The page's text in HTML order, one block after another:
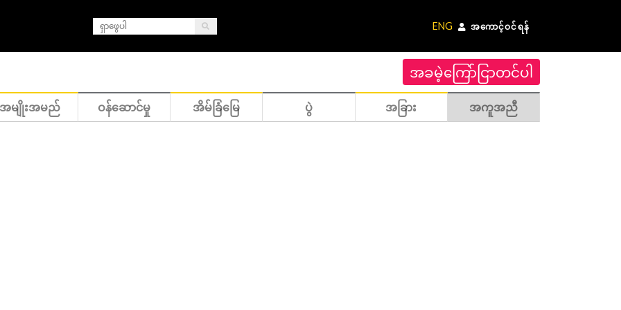
ENG အကောင့်ဝင်ရန်
အခမဲ့ကြော်ငြာတင်ပါ
အမျိုးအမည် ဝန်ဆောင်မှု အိမ်ခြံမြေ ပွဲ အခြား အကူအညီ